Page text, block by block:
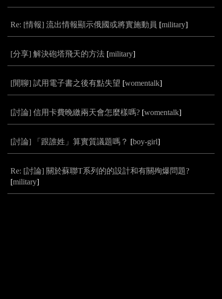
Re: [情報] 流出情報顯示俄國或將實施動員 [military]
[分享] 解決砲塔飛天的方法 [military]
[閒聊] 試用電子書之後有點失望 [womentalk]
[討論] 信用卡費晚繳兩天會怎麼樣嗎? [womentalk]
[討論] 「跟誰姓」算實質議題嗎？ [boy-girl]
Re: [討論] 關於蘇聯T系列的的設計和有關殉爆問題?
[military]